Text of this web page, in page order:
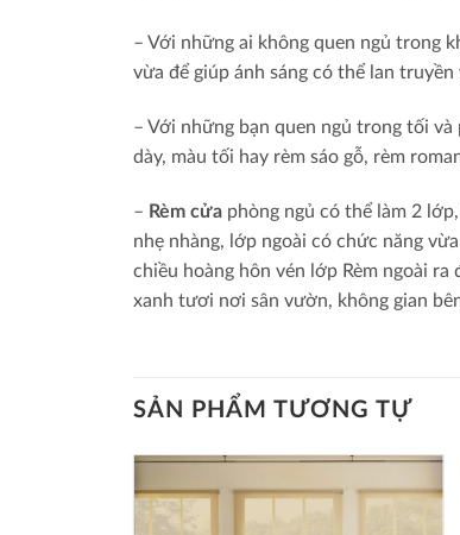
– Với những ai không quen ngủ trong
vừa để giúp ánh sáng có thể lan
– Với những bạn quen ngủ trong tối
dày, màu tối hay rèm sáo gỗ, rèm
– Rèm cửa phòng ngủ có thể làm 2
nhẹ nhàng, lớp ngoài có chức năng
chiều hoàng hôn vén lớp Rèm ngoài
xanh tươi nơi sân vườn, không gian
SẢN PHẨM TƯƠNG TỰ